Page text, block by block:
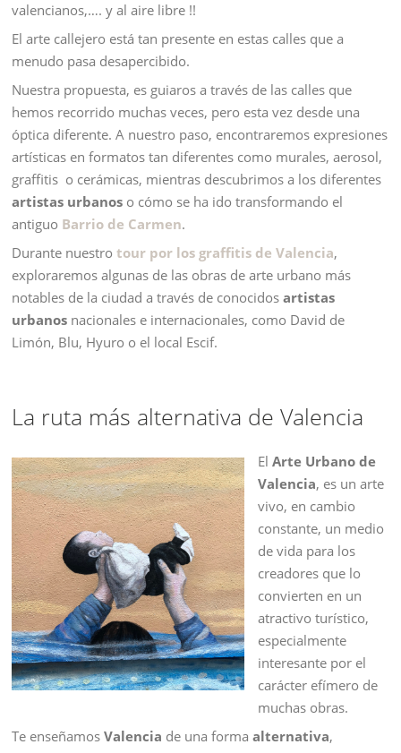
valencianos,…. y al aire libre !!
El arte callejero está tan presente en estas calles que a
menudo pasa desapercibido.
Nuestra propuesta, es guiaros a través de las calles que
hemos recorrido muchas veces, pero esta vez desde una
óptica diferente. A nuestro paso, encontraremos expresiones
artísticas en formatos tan diferentes como murales, aerosol,
graffitis o cerámicas, mientras descubrimos a los diferentes
artistas urbanos o cómo se ha ido transformando el
antiguo Barrio de Carmen.
Durante nuestrotour por los graffitis de Valencia,
exploraremos algunas de las obras de arte urbano más
notables de la ciudad a través de conocidosartistas
urbanos nacionales e internacionales, como David de
Limón, Blu, Hyuro o el local Escif.
La ruta más alternativa de Valencia
ElArte Urbano de
Valencia, es un arte
vivo, en cambio
constante, un medio
de vida para los
creadores que lo
convierten en un
atractivo turístico,
especialmente
interesante por el
carácter efímero de
muchas obras.
Te enseñamosValencia de una formaalternativa,